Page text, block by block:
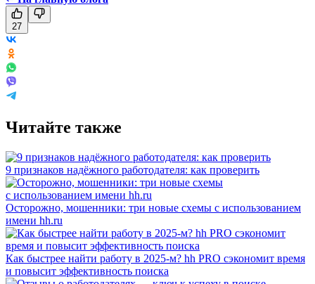
27
Читайте также
9 признаков надёжного работодателя: как проверить
Осторожно, мошенники: три новые схемы с использованием
имени hh.ru
Как быстрее найти работу в 2025-м? hh PRO сэкономит время
и повысит эффективность поиска